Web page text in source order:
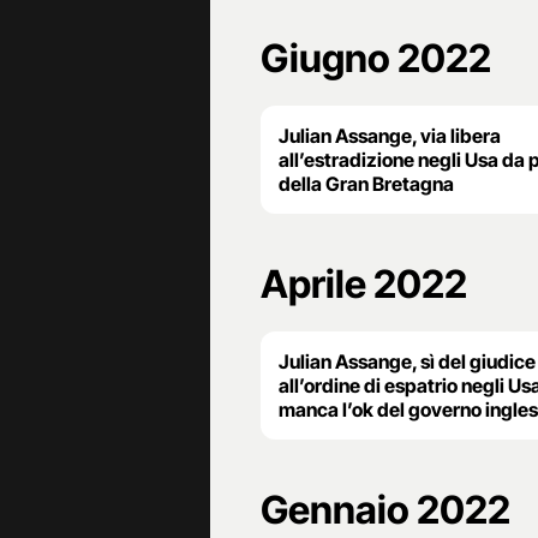
Giugno 2022
Julian Assange, via libera
all’estradizione negli Usa da
della Gran Bretagna
Aprile 2022
Julian Assange, sì del giudice
all’ordine di espatrio negli
manca l’ok del governo
Gennaio 2022